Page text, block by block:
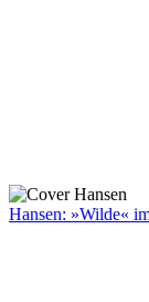
Hansen: »Wilde«